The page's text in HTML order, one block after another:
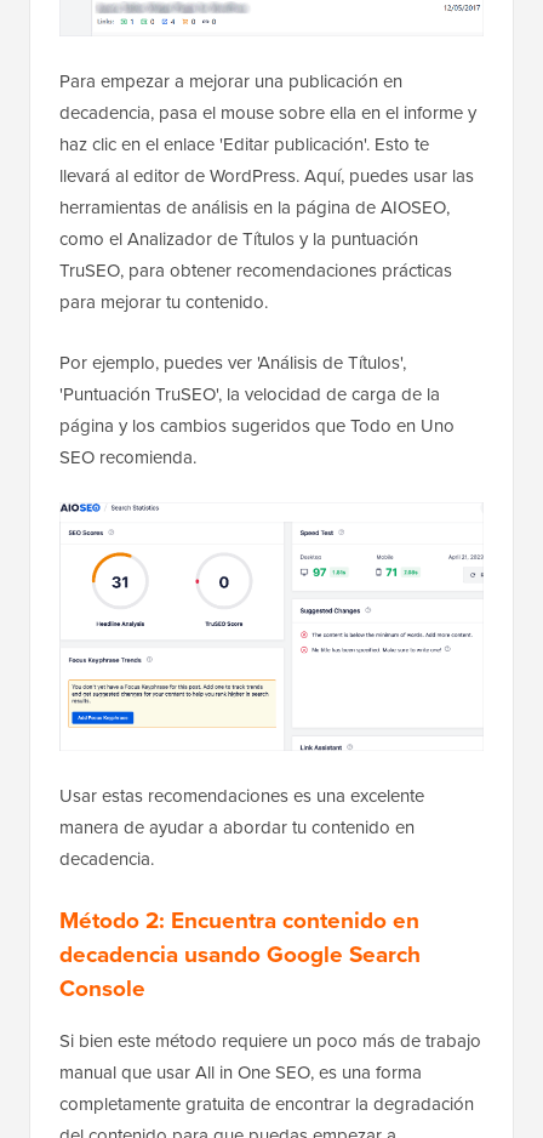
Para empezar a mejorar una publicación en
decadencia, pasa el mouse sobre ella en el informe y
haz clic en el enlace 'Editar publicación'. Esto te
llevará al editor de WordPress. Aquí, puedes usar las
herramientas de análisis en la página de AIOSEO,
como el Analizador de Títulos y la puntuación
TruSEO, para obtener recomendaciones prácticas
para mejorar tu contenido.
Por ejemplo, puedes ver 'Análisis de Títulos',
'Puntuación TruSEO', la velocidad de carga de la
página y los cambios sugeridos que Todo en Uno
SEO recomienda.
Usar estas recomendaciones es una excelente
manera de ayudar a abordar tu contenido en
decadencia.
Método 2: Encuentra contenido en
decadencia usando Google Search
Console
Si bien este método requiere un poco más de trabajo
manual que usar All in One SEO, es una forma
completamente gratuita de encontrar la degradación